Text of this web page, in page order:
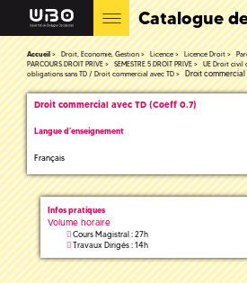
Catalogue
Accueil Droit, Economie, Gestion Licence Licence Droit
PARCOURS DROIT PRIVE
SEMESTRE 5 DROIT PRIVE UE Droit civil
obligations sans TD / Droit commercial avec TD
Droit
Droit commercial avec TD (Coeff 0.7)
Langue d'enseignement
Français
Infos pratiques
Volume horaire
Cours Magistral : 27h
Travaux Dirigés : 14h